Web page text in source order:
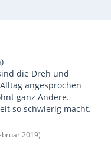
die Dreh und
angesprochen
ganz Andere.
so schwierig macht.
2019)